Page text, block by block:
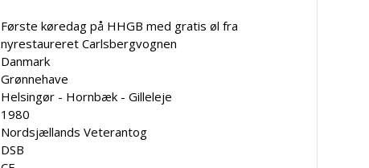
Første køredag på HHGB med gratis øl fra
nyrestaureret Carlsbergvognen
Danmark
Grønnehave
Helsingør - Hornbæk - Gilleleje
1980
Nordsjællands Veterantog
DSB